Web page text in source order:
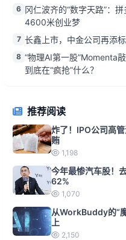
6 冈仁波齐的“数字天路”：
4600米创业梦
7 长鑫上市，中金公司再添
8 “物理AI第一股”Momenta
到底在“疯抢”什么？
推荐阅读
炸了！IPO公司高
贿
1,198
今年最惨汽车股！
62%
1,070
从WorkBuddy的“
上
2,150